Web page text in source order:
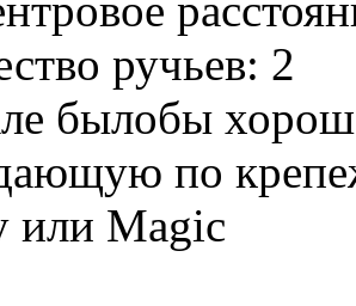
ручьев: 2
былобы
по
или Magic